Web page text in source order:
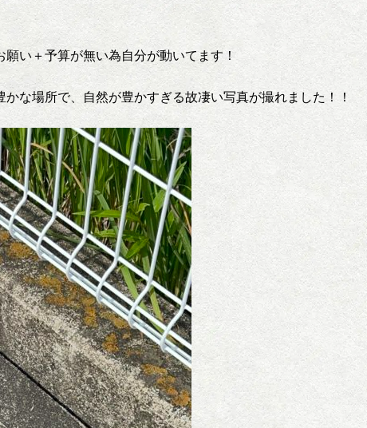
い＋予算が無い為自分が動いてます！
な場所で、自然が豊かすぎる故凄い写真が撮れました！！